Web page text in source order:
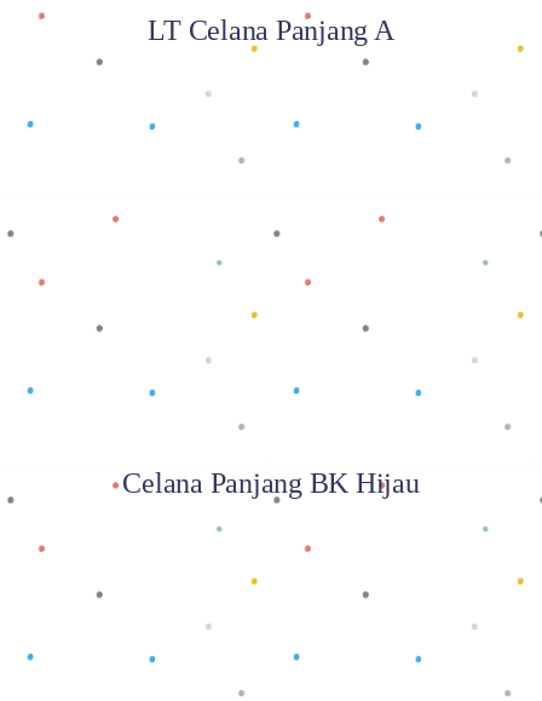
LT Celana Panjang A
Baca selengkapnya
Celana Panjang BK Hijau